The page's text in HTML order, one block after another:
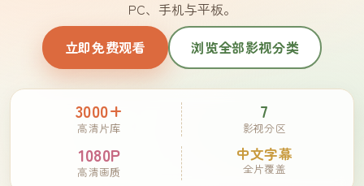
PC、手机与平板。
立即免费观看 浏览全部影视分类
3000+
高清片库
7
影视分区
1080P
高清画质
中文字幕
全片覆盖